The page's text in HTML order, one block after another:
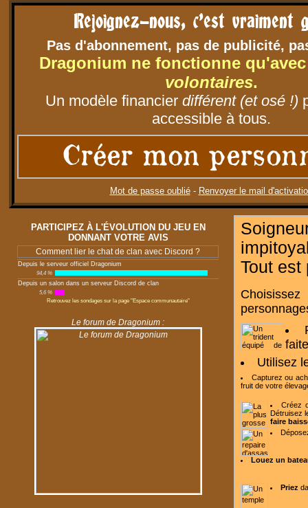
Rejoignez-nous, c'est vraiment
Pas d'abonnement, pas de publicité,
Dragonium ne fonctionne
volontaires.
Un modèle financier différent (et osé !)
accessible à tous.
Créer mon
Mot de passe oublié- Renvoyer le mail
PARTICIPEZ À L'ÉVOLUTION DU JEU EN
DONNANT VOTRE AVIS
Comment lier le chat de clan avec Discord ?
Depuis le serveur officiel Dragonium
94,4 %
Depuis un salon dans un serveur Discord de clan
5,6 %
Retrouvez les sondages sur la page "Espace communautaire"
Le forum de Dragonium :
Tout
Utilisez
Capturez ou
fruit de votre
Créez
Détruisez
faire
Louez un
Priez